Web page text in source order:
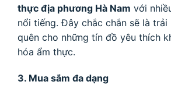
thực địa phương Hà Nam với
nổi tiếng. Đây chắc chắn sẽ là trải
quên cho những tín đồ yêu thích
hóa ẩm thực.
3. Mua sắm đa dạng